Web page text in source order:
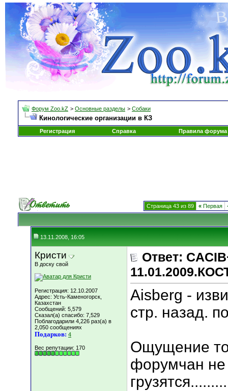
Форум Zoo.kZ > Основные разделы > Собаки
Кинологические организации в КЗ
Регистрация Справка Правила форума
Страница 43 из 89 « Первая
13.11.2008, 16:05
Кристи
В доску свой
Регистрация: 12.10.2007
Адрес: Усть-Каменогорск,
Казахстан
Сообщений: 5,579
Сказал(а) спасибо: 7,529
Поблагодарили 4,226 раз(а) в
2,050 сообщениях
Подарков: 4
Вес репутации: 170
Ответ:
Aisberg -
стр. назад.
Ощущение
форумчан не